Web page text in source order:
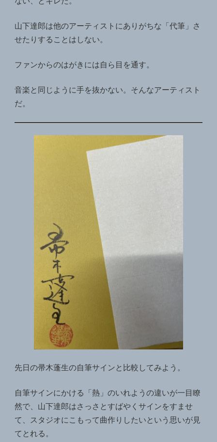
山下達郎は他のアーティストにありがちな「代筆」さ
せたりすることはしない。
ファンからのはがきには自ら目を通す。
音楽と同じように手を抜かない。そんなアーティスト
だ。
先日の帚木蓬生の自筆サインと比較してみよう。
自筆サインにかける「熱」のいれようの違いが一目瞭
然で、山下達郎はさっさとすばやくサインをすませ
て、スタジオにこもって曲作りしたいという思いが見
てとれる。